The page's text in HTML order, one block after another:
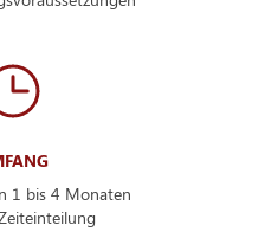
1 bis 4 Monaten